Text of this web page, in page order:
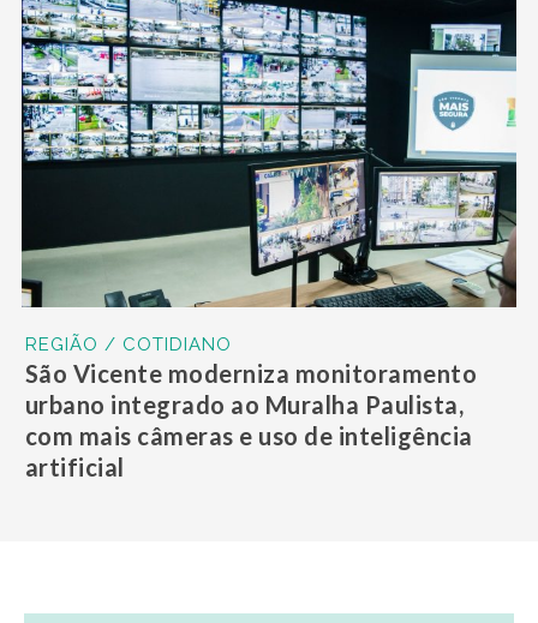
REGIÃO / COTIDIANO
São Vicente moderniza monitoramento
urbano integrado ao Muralha Paulista,
com mais câmeras e uso de inteligência
artificial